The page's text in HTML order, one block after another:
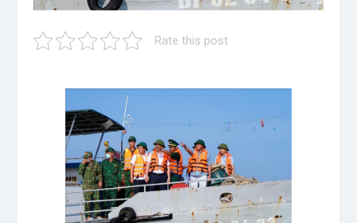
Rate this post